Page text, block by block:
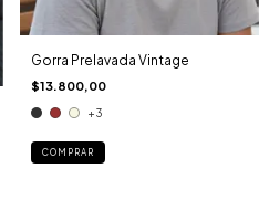
Gorra Prelavada Vintage
$13.800,00
+3
COMPRAR